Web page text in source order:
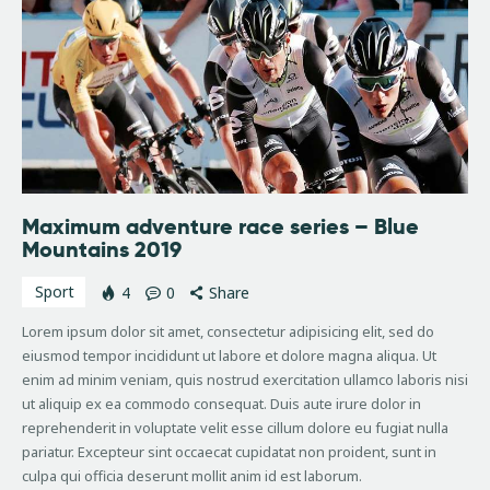
Maximum adventure race series – Blue
Mountains 2019
Sport 4 0 Share
Lorem ipsum dolor sit amet, consectetur adipisicing elit, sed do
eiusmod tempor incididunt ut labore et dolore magna aliqua. Ut
enim ad minim veniam, quis nostrud exercitation ullamco laboris nisi
ut aliquip ex ea commodo consequat. Duis aute irure dolor in
reprehenderit in voluptate velit esse cillum dolore eu fugiat nulla
pariatur. Excepteur sint occaecat cupidatat non proident, sunt in
culpa qui officia deserunt mollit anim id est laborum.